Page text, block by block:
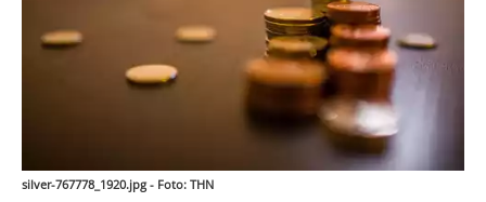
silver-767778_1920.jpg - Foto: THN